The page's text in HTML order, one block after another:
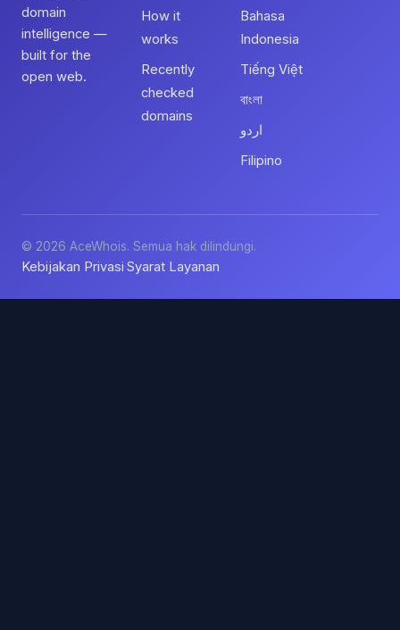
domain
intelligence —
built for the
open web.
How it
works
Recently
checked
domains
Bahasa
Indonesia
Tiếng Việt
বাংলা
اردو
Filipino
© 2026 AceWhois. Semua hak dilindungi.
Kebijakan Privasi·Syarat Layanan